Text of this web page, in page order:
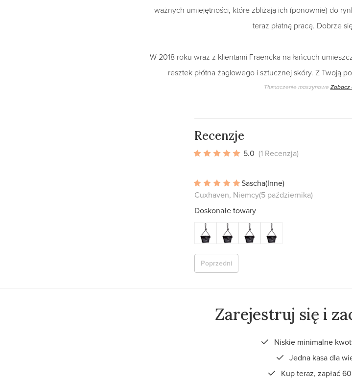
ważnych umiejętności, które zbliżają ich (ponownie) do
teraz płatną pracę. Dobrze
W 2018 roku wraz z klientami Fraencka na łańcuch
resztek płótna żaglowego i sztucznej skóry. Z Twoją
Tłumaczenie maszynowe Zobacz
Recenzje
5.0 (1 Recenzja)
Sascha(Inne)
Cuxhaven, Niemcy(5 października)
Doskonałe towary
Poprzedni
Zarejestruj się i
Niskie minimalne
Jedna kasa dla
Kup teraz, zapłać